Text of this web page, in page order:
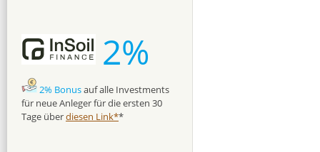
2%
2% Bonusauf alle Investments
für neue Anleger für die ersten 30
Tage überdiesen Link**